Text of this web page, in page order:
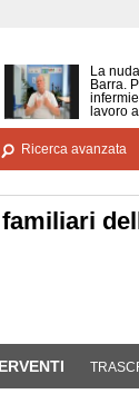
La
Barra.
lavoro
Ricerca avanzata